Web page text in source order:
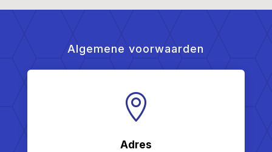
Algemene voorwaarden

Adres